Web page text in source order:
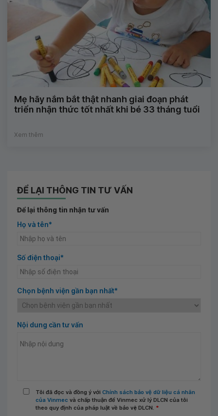
Mẹ hãy nắm bắt thật nhanh giai đoạn phát
triển nhận thức tốt nhất khi bé 33 tháng tuổi
Xem thêm
ĐỂ LẠI THÔNG TIN TƯ VẤN
Để lại thông tin nhận tư vấn
Họ và tên*
Số điện thoại*
Chọn bệnh viện gần bạn nhất*
Nội dung cần tư vấn
Tôi đã đọc và đồng ý với Chính sách bảo vệ dữ liệu cá nhân
của Vinmec và chấp thuận để Vinmec xử lý DLCN của tôi
theo quy định của pháp luật về bảo vệ DLCN. *